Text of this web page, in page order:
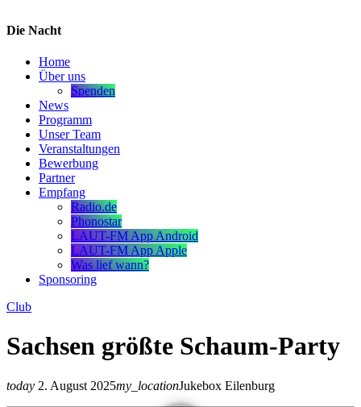
Die Nacht
Home
Über uns
Spenden
News
Programm
Unser Team
Veranstaltungen
Bewerbung
Partner
Empfang
Radio.de
Phonostar
LAUT-FM App Android
LAUT-FM App Apple
Was lief wann?
Sponsoring
Club
Sachsen größte Schaum-Party
today 2. August 2025my_locationJukebox Eilenburg